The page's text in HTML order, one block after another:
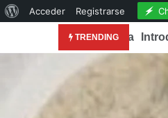
Acerca
WordPress
Acceder Registrarse
TRENDING
. Reconocimiento de la
– Esencial
–
Revista de Vida